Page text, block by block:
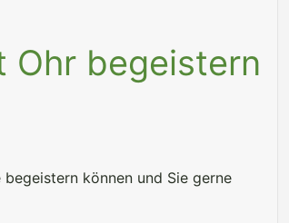
Ohr begeistern
können und Sie gerne